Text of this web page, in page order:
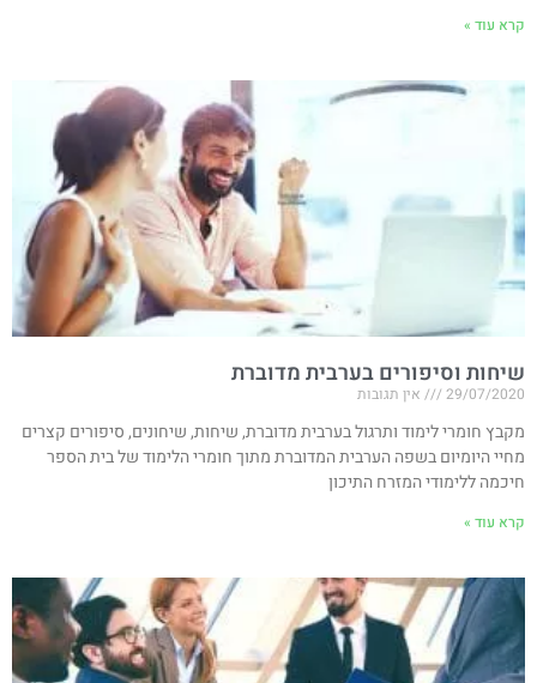
קרא עוד »
שיחות וסיפורים בערבית מדוברת
29/07/2020 אין תגובות
מקבץ חומרי לימוד ותרגול בערבית מדוברת, שיחות, שיחונים, סיפורים קצרים
מחיי היומיום בשפה הערבית המדוברת מתוך חומרי הלימוד של בית הספר
חיכמה ללימודי המזרח התיכון
קרא עוד »